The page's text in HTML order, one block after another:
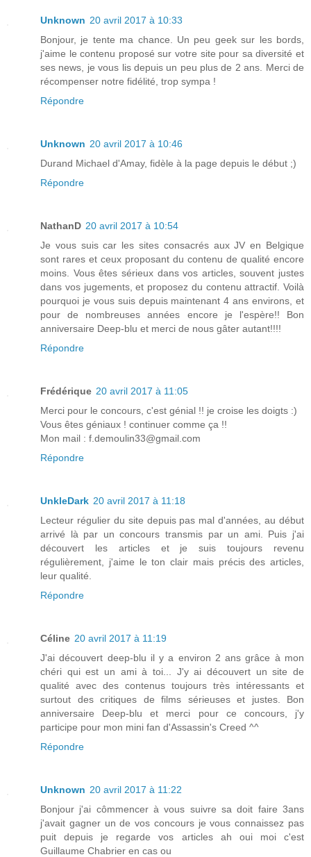
Unknown 20 avril 2017 à 10:33
Bonjour, je tente ma chance. Un peu geek sur les bords,
j'aime le contenu proposé sur votre site pour sa diversité et
ses news, je vous lis depuis un peu plus de 2 ans. Merci de
récompenser notre fidélité, trop sympa !
Répondre
Unknown 20 avril 2017 à 10:46
Durand Michael d'Amay, fidèle à la page depuis le début ;)
Répondre
NathanD 20 avril 2017 à 10:54
Je vous suis car les sites consacrés aux JV en Belgique
sont rares et ceux proposant du contenu de qualité encore
moins. Vous êtes sérieux dans vos articles, souvent justes
dans vos jugements, et proposez du contenu attractif. Voilà
pourquoi je vous suis depuis maintenant 4 ans environs, et
pour de nombreuses années encore je l'espère!! Bon
anniversaire Deep-blu et merci de nous gâter autant!!!!
Répondre
Frédérique 20 avril 2017 à 11:05
Merci pour le concours, c'est génial !! je croise les doigts :)
Vous êtes géniaux ! continuer comme ça !!
Mon mail : f.demoulin33@gmail.com
Répondre
UnkleDark 20 avril 2017 à 11:18
Lecteur régulier du site depuis pas mal d'années, au début
arrivé là par un concours transmis par un ami. Puis j'ai
découvert les articles et je suis toujours revenu
régulièrement, j'aime le ton clair mais précis des articles,
leur qualité.
Répondre
Céline 20 avril 2017 à 11:19
J'ai découvert deep-blu il y a environ 2 ans grâce à mon
chéri qui est un ami à toi... J'y ai découvert un site de
qualité avec des contenus toujours très intéressants et
surtout des critiques de films sérieuses et justes. Bon
anniversaire Deep-blu et merci pour ce concours, j'y
participe pour mon mini fan d'Assassin's Creed ^^
Répondre
Unknown 20 avril 2017 à 11:22
Bonjour j'ai cômmencer à vous suivre sa doit faire 3ans
j'avait gagner un de vos concours je vous connaissez pas
puit depuis je regarde vos articles ah oui moi c'est
Guillaume Chabrier en cas ou